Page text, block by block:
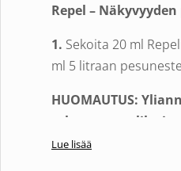
Repel –
1. Sekoita 20 ml
ml 5 litraan
HUOMAUTUS:
tahmean tuulilasin
2Käytä
Lue lisää